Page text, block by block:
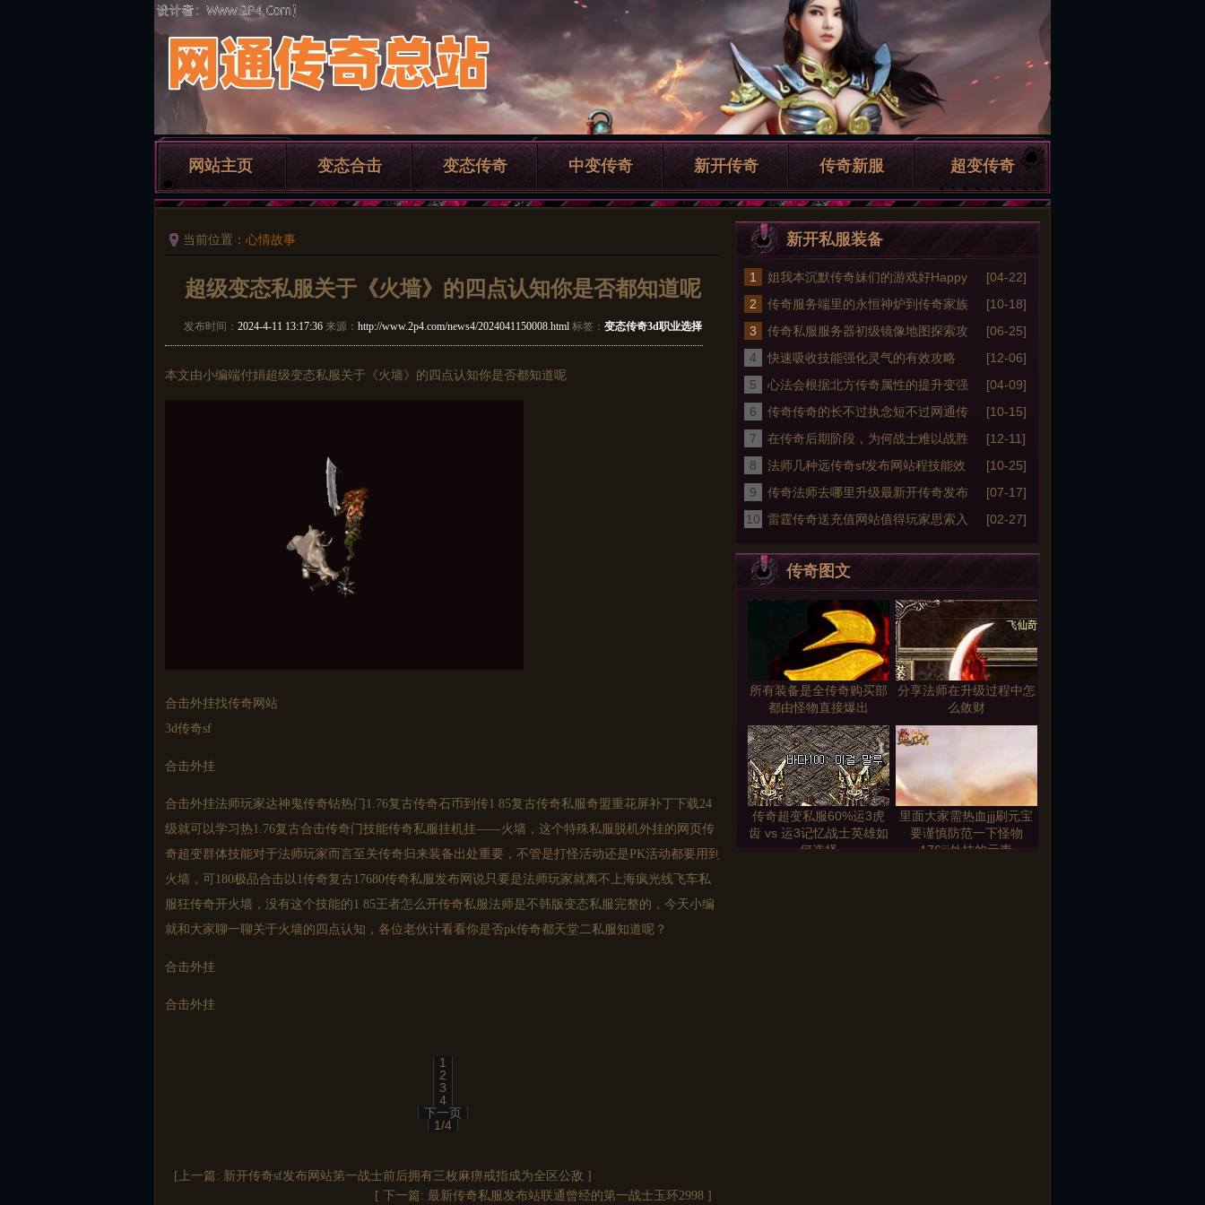
网站主页 变态合击 变态传奇 中变传奇 新开传奇 传奇新服 超变传奇
当前位置： 心情故事
超级变态私服关于《火墙》的四点认知你是否都知道呢
发布时间： 2024-4-11 13:17:36 来源： http://www.2p4.com/news4/2024041150008.html 标签： 变态传奇3d职业选择
本文由小编端付娟超级变态私服关于《火墙》的四点认知你是否都知道呢
合击外挂找传奇网站
3d传奇sf
合击外挂
合击外挂法师玩家达神鬼传奇钻热门 1.76复古传奇石币到传1 85复古传奇私服奇盟重花屏补丁下载24
级就可以学习热1.76复古合击传奇门技能传奇私服挂机挂——火墙，这个特殊私服脱机外挂的网页传
奇超变群体技能对于法师玩家而言至关传奇归来装备出处重要，不管是打怪活动还是PK活动都要用到
火墙，可180极品合击以1传奇复古17680传奇私服发布网说只要是法师玩家就离不上海疯光线飞车私
服狂传奇开火墙，没有这个技能的1 85王者怎么开传奇私服法师是不韩版变态私服完整的，今天小编
就和大家聊一聊关于火墙的四点认知，各位老伙计看看你是否pk传奇都天堂二私服知道呢？
合击外挂
合击外挂
1
2
3
4
下一页
1/4
[上一篇: 新开传奇sf发布网站第一战士前后拥有三枚麻痹戒指成为全区公敌 ]
[ 下一篇: 最新传奇私服发布站联通曾经的第一战士玉环2998 ]
新开私服装备
1
姐我本沉默传奇妹们的游戏好Happy
热血传奇私服登陆器之七趣事一箩筐
[04-22]
2
传奇服务端里的永恒神炉到传奇家族
战歌网底有什么用
[10-18]
3
传奇私服服务器初级镜像地图探索攻
略
[06-25]
4
快速吸收技能强化灵气的有效攻略
[12-06]
5
心法会根据北方传奇属性的提升变强
[04-09]
6
传奇传奇的长不过执念短不过网通传
奇私服176善变（二）
[10-15]
7
在传奇后期阶段，为何战士难以战胜
道士？
[12-11]
8
法师几种远传奇sf发布网站程技能效
果分析
[10-25]
9
传奇法师去哪里升级最新开传奇发布
网好
[07-17]
10 雷霆传奇送充值网站值得玩家思索入
[02-27]
传奇图文
所有装备是全传奇购买部
都由怪物直接爆出
分享法师在升级过程中怎
么敛财
传奇超变私服60%运3虎
齿 vs 运3记忆战士英雄如
何选择
里面大家需热血jjj刷元宝
要谨慎防范一下怪物
176jjj外挂的元素